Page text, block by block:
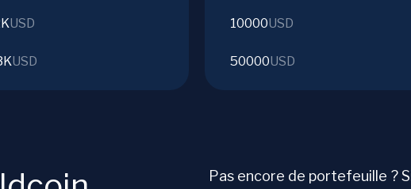
USD
USD
10000USD
50000USD
Pas encore de portefeuille ?